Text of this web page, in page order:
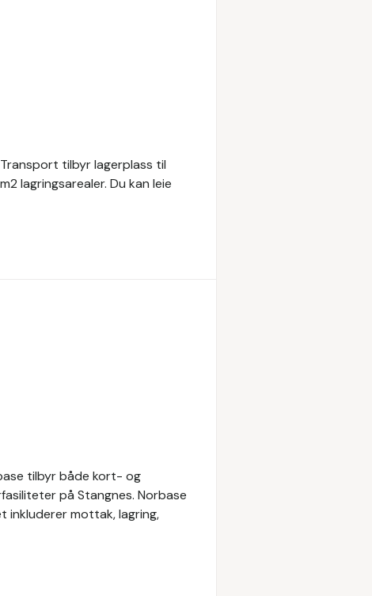
tilbyr lagerplass til
lagringsarealer. Du kan leie
tilbyr både kort- og
på Stangnes. Norbase
inkluderer mottak, lagring,